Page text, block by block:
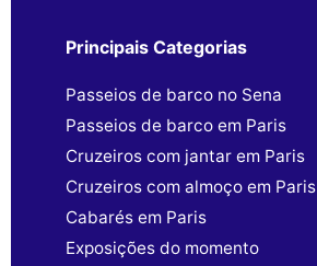
Principais Categorias
Passeios de barco no Sena
Passeios de barco em Paris
Cruzeiros com jantar em Paris
Cruzeiros com almoço em Paris
Cabarés em Paris
Exposições do momento